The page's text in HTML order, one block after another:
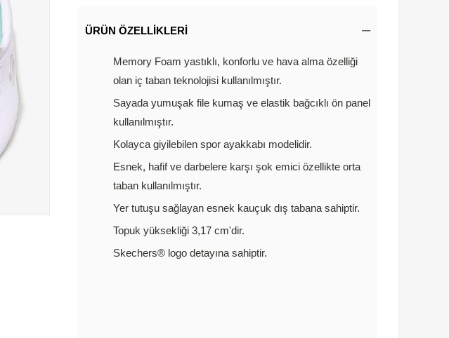
ÜRÜN ÖZELLIKLERI
Memory Foam yastıklı, konforlu ve hava alma özelliği
olan iç taban teknolojisi kullanılmıştır.
Sayada yumuşak file kumaş ve elastik bağcıklı ön panel
kullanılmıştır.
Kolayca giyilebilen spor ayakkabı modelidir.
Esnek, hafif ve darbelere karşı şok emici özellikte orta
taban kullanılmıştır.
Yer tutuşu sağlayan esnek kauçuk dış tabana sahiptir.
Topuk yüksekliği 3,17 cm'dir.
Skechers® logo detayına sahiptir.